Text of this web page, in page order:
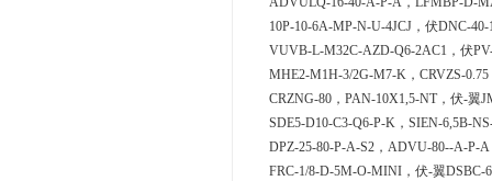
10P-10-6A-MP-N-U-4JCJ，伏DNC-
VUVB-L-M32C-AZD-Q6-2AC1，伏
MHE2-M1H-3/2G-M7-K，CRVZS-
CRZNG-80，PAN-10X1,5-NT，伏-翼
SDE5-D10-C3-Q6-P-K，SIEN-6,5B-
DPZ-25-80-P-A-S2，ADVU-80--A-P-
FRC-1/8-D-5M-O-MINI，伏-翼DSBC-